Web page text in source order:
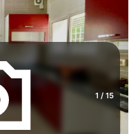
1 / 15